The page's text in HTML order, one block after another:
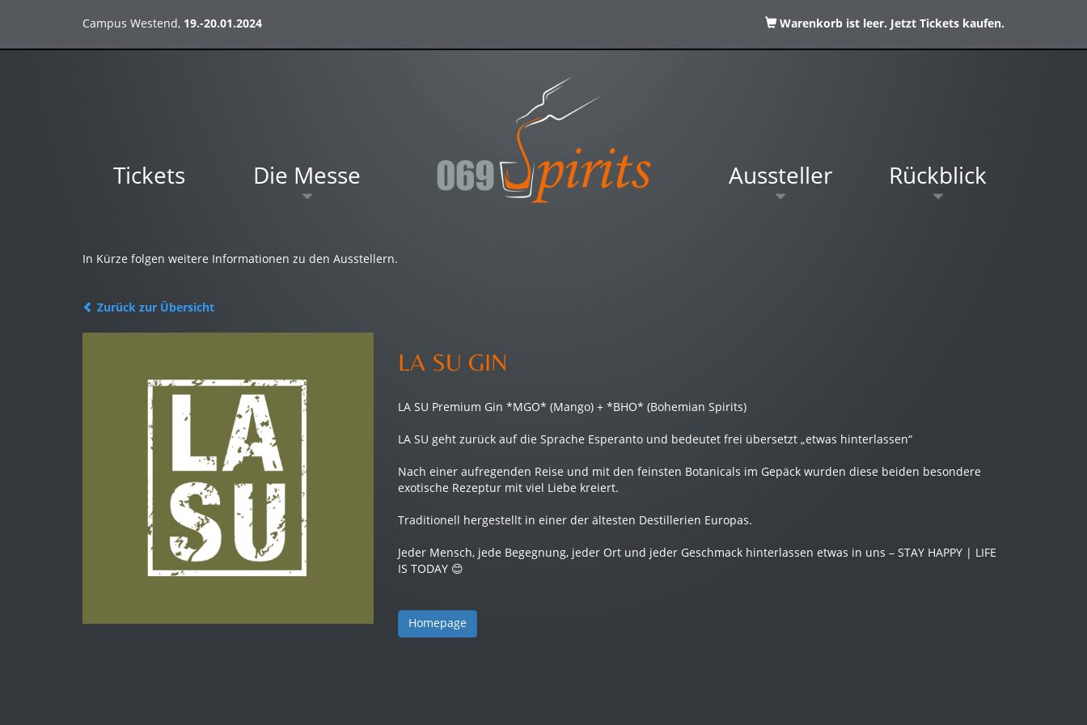
Campus Westend, 19.-20.01.2024 Warenkorb ist leer. Jetzt Tickets kaufen.
Tickets Die Messe Aussteller Rückblick
In Kürze folgen weitere Informationen zu den Ausstellern.
Zurück zur Übersicht
LA SU GIN
LA SU Premium Gin *MGO* (Mango) + *BHO* (Bohemian Spirits)
LA SU geht zurück auf die Sprache Esperanto und bedeutet frei übersetzt „etwas hinterlassen“
Nach einer aufregenden Reise und mit den feinsten Botanicals im Gepäck wurden diese beiden besondere
exotische Rezeptur mit viel Liebe kreiert.
Traditionell hergestellt in einer der ältesten Destillerien Europas.
Jeder Mensch, jede Begegnung, jeder Ort und jeder Geschmack hinterlassen etwas in uns – STAY HAPPY | LIFE
IS TODAY 😊
Homepage